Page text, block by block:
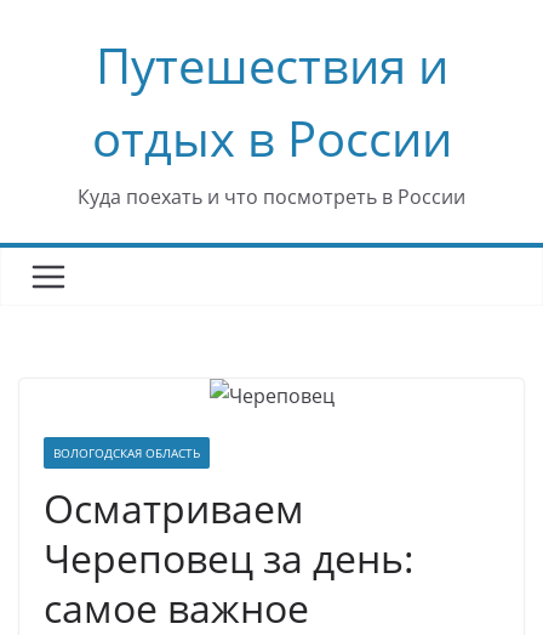
содержимомуПутешествия и
отдых в России
Куда поехать и что посмотреть в России
ВОЛОГОДСКАЯ ОБЛАСТЬ
Осматриваем
Череповец за день:
самое важное